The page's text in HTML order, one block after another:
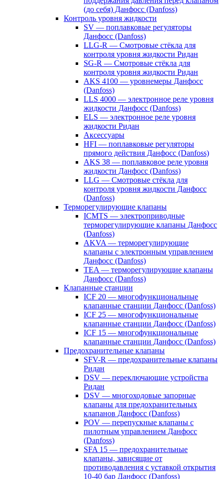
(до себя) Данфосс (Danfoss)
Контроль уровня жидкости
SV — поплавковые регуляторы
Данфосс (Danfoss)
LLG-R — Смотровые стёкла для
контроля уровня жидкости Ридан
SG-R — Смотровые стёкла для
контроля уровня жидкости Ридан
AKS 4100 — уровнемеры Данфосс
(Danfoss)
LLS 4000 — электронное реле уровня
жидкости Данфосс (Danfoss)
ELS — электронное реле уровня
жидкости Ридан
Аксессуары
HFI — поплавковые регуляторы
прямого действия Данфосс (Danfoss)
AKS 38 — поплавковое реле уровня
жидкости Данфосс (Danfoss)
LLG — Смотровые стёкла для
контроля уровня жидкости Данфосс
(Danfoss)
Терморегулирующие клапаны
ICMTS — электроприводные
терморегулирующие клапаны Данфосс
(Danfoss)
AKVA — терморегулирующие
клапаны с электронным управлением
Данфосс (Danfoss)
TEA — терморегулирующие клапаны
Данфосс (Danfoss)
Клапанные станции
ICF 20 — многофункциональные
клапанные станции Данфосс (Danfoss)
ICF 25 — многофункциональные
клапанные станции Данфосс (Danfoss)
ICF 15 — многофункциональные
клапанные станции Данфосс (Danfoss)
Предохранительные клапаны
SFV-R — предохранительные клапаны
Ридан
DSV — переключающие устройства
Ридан
DSV — многоходовые запорные
клапаны для предохранительных
клапанов Данфосс (Danfoss)
POV — перепускные клапаны с
пилотным управлением Данфосс
(Danfoss)
SFA 15 — предохранительные
клапаны, зависящие от
противодавления с уставкой открытия
10-40 бар Данфосс (Danfoss)